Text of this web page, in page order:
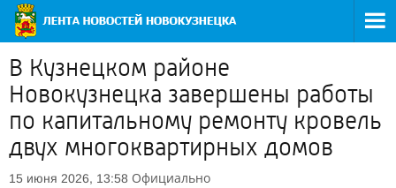
В Кузнецком районе
Новокузнецка завершены работы
по капитальному ремонту кровель
двух многоквартирных домов
15 июня 2026, 13:58 Официально